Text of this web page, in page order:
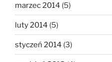
marzec 2014 (5)
luty 2014 (5)
styczeń 2014 (3)